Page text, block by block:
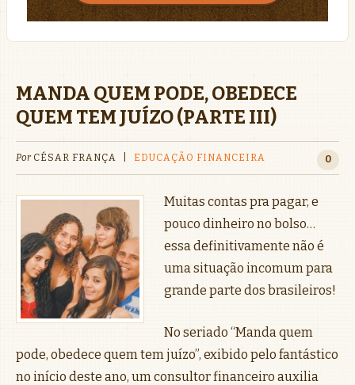
MANDA QUEM PODE, OBEDECE
QUEM TEM JUÍZO (PARTE III)
Por CÉSAR FRANÇA EDUCAÇÃO FINANCEIRA 0
Muitas contas pra pagar, e
pouco dinheiro no bolso…
essa definitivamente não é
uma situação incomum para
grande parte dos brasileiros!
No seriado “Manda quem
pode, obedece quem tem juízo”, exibido pelo fantástico
no início deste ano, um consultor financeiro auxilia